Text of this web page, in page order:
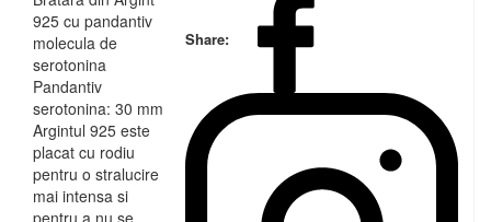
Share:
925 cu pandantiv
molecula de
serotonina
Pandantiv
serotonina: 30 mm
Argintul 925 este
placat cu rodiu
pentru o stralucire
mai intensa si